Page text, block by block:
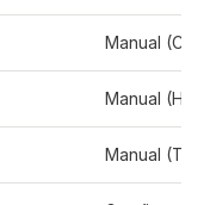
Manual
Manual
Manual